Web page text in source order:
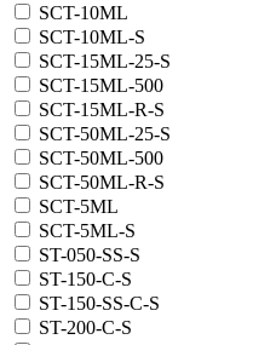
SCT-10ML
SCT-10ML-S
SCT-15ML-25-S
SCT-15ML-500
SCT-15ML-R-S
SCT-50ML-25-S
SCT-50ML-500
SCT-50ML-R-S
SCT-5ML
SCT-5ML-S
ST-050-SS-S
ST-150-C-S
ST-150-SS-C-S
ST-200-C-S